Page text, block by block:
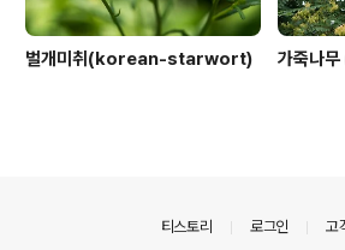
벌개미취(korean-starwort) 가죽나
티스토리 로그인 고